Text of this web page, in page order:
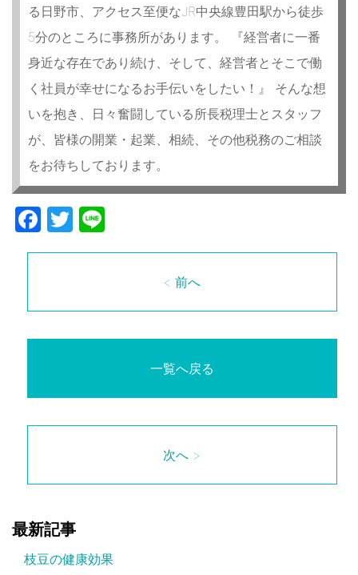
る日野市、アクセス至便なJR中央線豊田駅から徒歩
5分のところに事務所があります。 『経営者に一番
身近な存在であり続け、そして、経営者とそこで働
く社員が幸せになるお手伝いをしたい！』 そんな想
いを抱き、日々奮闘している所長税理士とスタッフ
が、皆様の開業・起業、相続、その他税務のご相談
をお待ちしております。
Facebook
Twitter
< 前へ
一覧へ戻る
次へ >
最新記事
枝豆の健康効果